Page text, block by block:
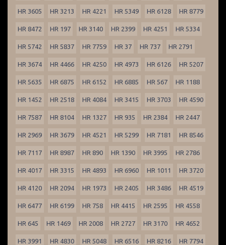
HR 3605 HR 3213 HR 4221 HR 5349 HR 6128 HR 8779
HR 8472 HR 197 HR 3140 HR 2399 HR 4251 HR 5334
HR 5742 HR 5837 HR 7759 HR 37 HR 737 HR 2791
HR 3674 HR 4466 HR 4250 HR 4973 HR 6126 HR 5207
HR 5635 HR 6875 HR 6152 HR 6885 HR 567 HR 1188
HR 1452 HR 2518 HR 4084 HR 3415 HR 3703 HR 4590
HR 7587 HR 8104 HR 1327 HR 935 HR 2384 HR 2447
HR 2969 HR 3679 HR 4521 HR 5299 HR 7181 HR 8546
HR 7117 HR 8987 HR 890 HR 1390 HR 3995 HR 2786
HR 4017 HR 3315 HR 4893 HR 6960 HR 1011 HR 3720
HR 4120 HR 2094 HR 1973 HR 2405 HR 3486 HR 4519
HR 6477 HR 6199 HR 758 HR 4415 HR 2595 HR 4558
HR 645 HR 1469 HR 2008 HR 2727 HR 3170 HR 4652
HR 3991 HR 4830 HR 5048 HR 6516 HR 8216 HR 7794